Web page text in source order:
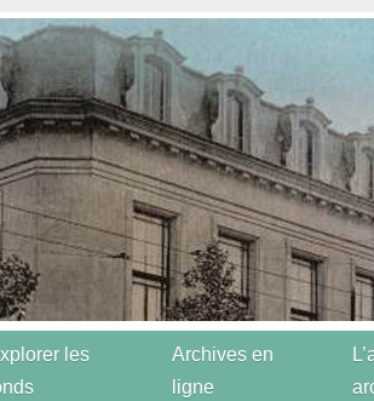
les
Archives en
ligne